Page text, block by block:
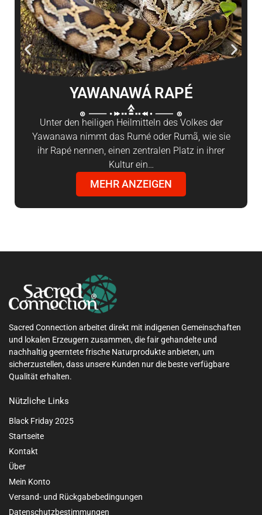
YAWANAWÁ RAPÉ
Unter den heiligen Heilmitteln des Volkes der
Yawanawa nimmt das Rumé oder Rumã, wie sie
ihr Rapé nennen, einen zentralen Platz in ihrer
Kultur ein…
MEHR ANZEIGEN
Sacred Connection arbeitet direkt mit indigenen Gemeinschaften
und lokalen Erzeugern zusammen, die fair gehandelte und
nachhaltig geerntete frische Naturprodukte anbieten, um
sicherzustellen, dass unsere Kunden nur die beste verfügbare
Qualität erhalten.
Nützliche Links
Black Friday 2025
Startseite
Kontakt
Über
Mein Konto
Versand- und Rückgabebedingungen
Datenschutzbestimmungen